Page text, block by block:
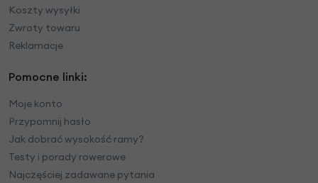
Koszty wysyłki
Zwroty towaru
Reklamacje
Pomocne linki:
Moje konto
Przypomnij hasło
Jak dobrać wysokość ramy?
Testy i porady rowerowe
Najczęściej zadawane pytania